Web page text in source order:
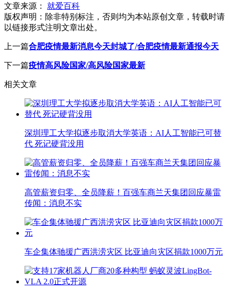
文章来源：
就爱百科
版权声明： 除非特别标注，否则均为本站原创文章，转载时请
以链接形式注明文章出处。
上一篇合肥疫情最新消息今天封城了/合肥疫情最新通报今天
下一篇疫情高风险国家/高风险国家最新
相关文章
深圳理工大学拟逐步取消大学英语：AI人工智能已可替
代 死记硬背没用
高管薪资归零、全员降薪！百强车商兰天集团回应暴雷
传闻：消息不实
车企集体驰援广西洪涝灾区 比亚迪向灾区捐款1000万元